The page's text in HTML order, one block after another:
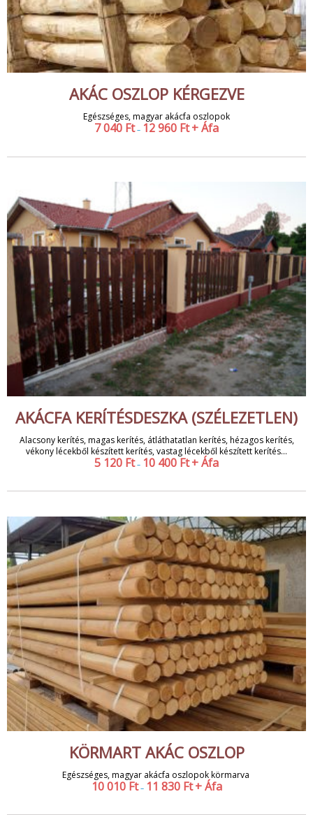
AKÁC OSZLOP KÉRGEZVE
Egészséges, magyar akácfa oszlopok
7 040 Ft – 12 960 Ft+ Áfa
AKÁCFA KERÍTÉSDESZKA (SZÉLEZETLEN)
Alacsony kerítés, magas kerítés, átláthatatlan kerítés, hézagos kerítés,
vékony lécekből készített kerítés, vastag lécekből készített kerítés...
5 120 Ft – 10 400 Ft+ Áfa
KÖRMART AKÁC OSZLOP
Egészséges, magyar akácfa oszlopok körmarva
10 010 Ft – 11 830 Ft + Áfa